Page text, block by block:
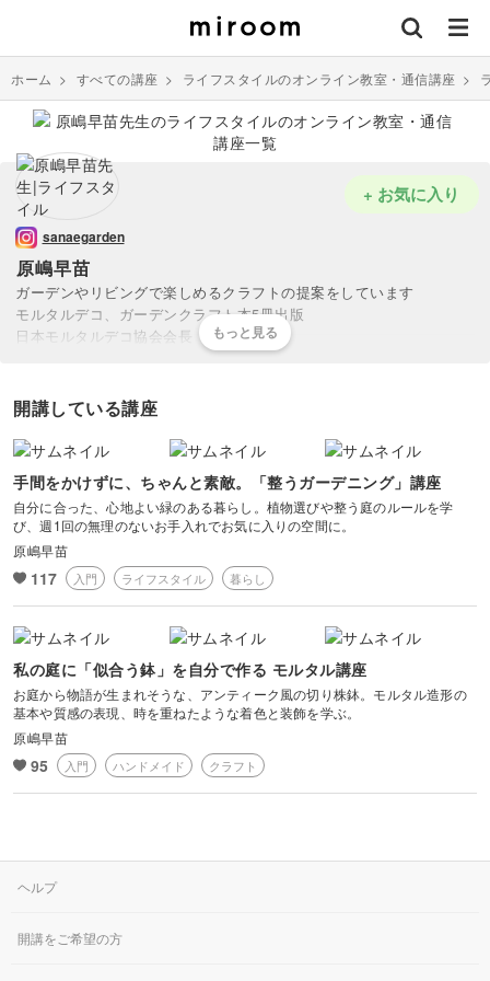
ホーム > すべての講座 > ライフスタイルのオンライン教室・通信講座 >
原嶋早苗
sanaegarden
ガーデンやリビングで楽しめるクラフトの提案をしています
モルタルデコ、ガーデンクラフト本5冊出版
日本モルタルデコ協会会長
一般レッスンのほかに、マイスター講座なども行っています
+ お気に入り
開講している講座
手間をかけずに、ちゃんと素敵。「整うガーデニング」講座
自分に合った、心地よい緑のある暮らし。植物選びや整う庭のルールを学
び、週1回の無理のないお手入れでお気に入りの空間に。
原嶋早苗
117 入門 ライフスタイル 暮らし
私の庭に「似合う鉢」を自分で作る モルタル講座
お庭から物語が生まれそうな、アンティーク風の切り株鉢。モルタル造形の
基本や質感の表現、時を重ねたような着色と装飾を学ぶ。
原嶋早苗
95 入門 ハンドメイド クラフト
ヘルプ
開講をご希望の方